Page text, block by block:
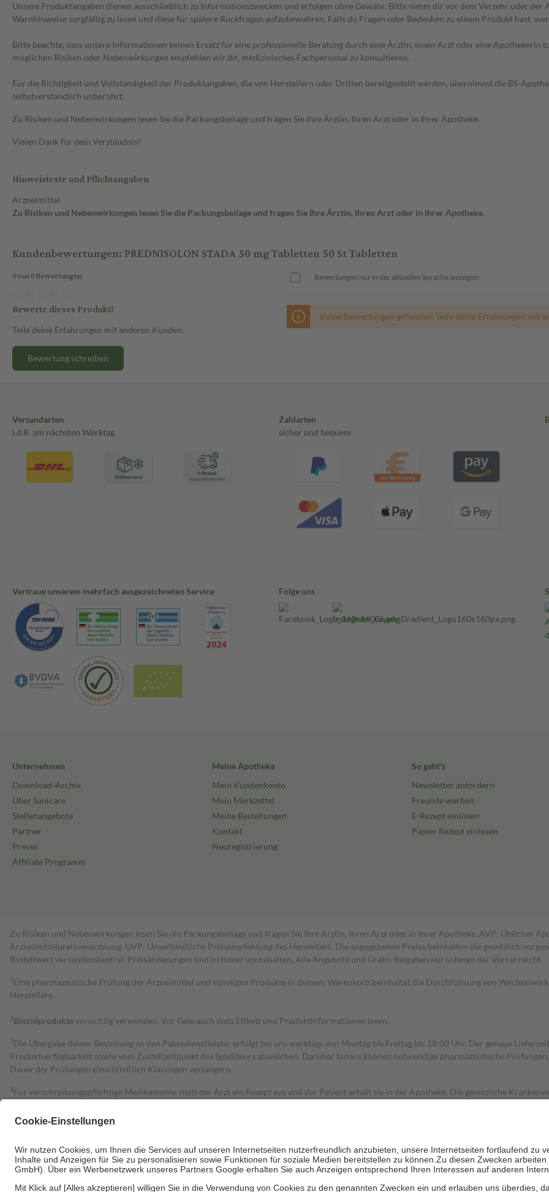
Unsere Produktangaben dienen ausschließlich zu Informationszwecken und erfolgen ohne Gewähr. Bitte nimm dir vor dem Verzehr oder
Warnhinweise sorgfältig zu lesen und diese für spätere Rückfragen aufzubewahren. Falls du Fragen oder Bedenken zu einem Produkt hast,
Bitte beachte, dass unsere Informationen keinen Ersatz für eine professionelle Beratung durch eine Ärztin, einen Arzt oder eine Apothekerin
möglichen Risiken oder Nebenwirkungen empfehlen wir dir, medizinisches Fachpersonal zu konsultieren.
Für die Richtigkeit und Vollständigkeit der Produktangaben, die von Herstellern oder Dritten bereitgestellt werden, übernimmt die BS-
selbstverständlich unberührt.
Zu Risiken und Nebenwirkungen lesen Sie die Packungsbeilage und fragen Sie Ihre Ärztin, Ihren Arzt oder in Ihrer Apotheke.
Vielen Dank für dein Verständnis!
Hinweistexte und Pflichtangaben
Arzneimittel
Zu Risiken und Nebenwirkungen lesen Sie die Packungsbeilage und fragen Sie Ihre Ärztin, Ihren Arzt oder in Ihrer Apotheke.
Kundenbewertungen: PREDNISOLON STADA 50 mg Tabletten 50 St Tabletten
0 von 0 Bewertungen
Bewerte dieses Produkt!
Teile deine Erfahrungen mit anderen Kunden.
Bewertung schreiben
Bewertungen nur in der aktuellen Sprache anzeigen.
Keine Bewertungen gefunden. Teile deine Erfahrungen mit
Versandarten
i.d.R. am nächsten Werktag
Zahlarten
sicher und bequem
Vertraue unserem mehrfach ausgezeichneten Service Folge uns
Unternehmen
Download-Archiv
Über Sanicare
Stellenangebote
Partner
Presse
Affiliate Programm
Meine Apotheke
Mein Kundenkonto
Mein Merkzettel
Meine Bestellungen
Kontakt
Neuregistrierung
So geht's
Newsletter anfordern
Freunde werben
E-Rezept einlösen
Papier Rezept einlösen
Zu Risiken und Nebenwirkungen lesen Sie die Packungsbeilage und fragen Sie Ihre Ärztin, Ihren Arzt oder in Ihrer Apotheke. AVP: Üblicher
Arzneimittelpreisverordnung. UVP: Unverbindliche Preisempfehlung des Herstellers. Die angegebenen Preise beinhalten die gesetzlich
Bestell­wert versand­kosten­frei. Preisänderungen und Irrtümer vorbehalten. Alle Angebote und Gratis-Beigaben nur solange der Vorrat reicht.
1 Eine pharmazeutische Prüfung der Arzneimittel und sonstigen Produkte in deinem Warenkorb beinhaltet die Durchführung von
Herstellers.
2Biozidproduktevorsichtig verwenden. Vor Gebrauch stets Etikett und Produktinformationen lesen.
3Die Übergabe deiner Bestellung an den Paketdienstleister erfolgt bei uns werktags von Montag bis Freitag bis 18:00 Uhr. Der genaue
Produktverfügbarkeit sowie vom Zustellzeitpunkt des Spediteurs abweichen. Darüber hinaus können notwendige pharmazeutische
Dauer der Prüfungen einschließlich Klärungen verlängern.
4Für verschreibungspflichtige Medikamente stellt der Arzt ein Rezept aus und der Patient erhält sie in der Apotheke. Die gesetzliche
Grundsätzlich leisten Mitglieder Zuzahlungen in Höhe von zehn Prozent des Abgabepreises,
Bei Heilmitteln und häuslicher Krankenpflege beträgt die Zuzahlung zehn Prozent der Kosten sowie zehn Euro je Verordnung.
Um das Engagement der Versicherten für ihre eigene Gesundheit zu stärken und die besondere Stellung der Familie zu unterstützen, fallen